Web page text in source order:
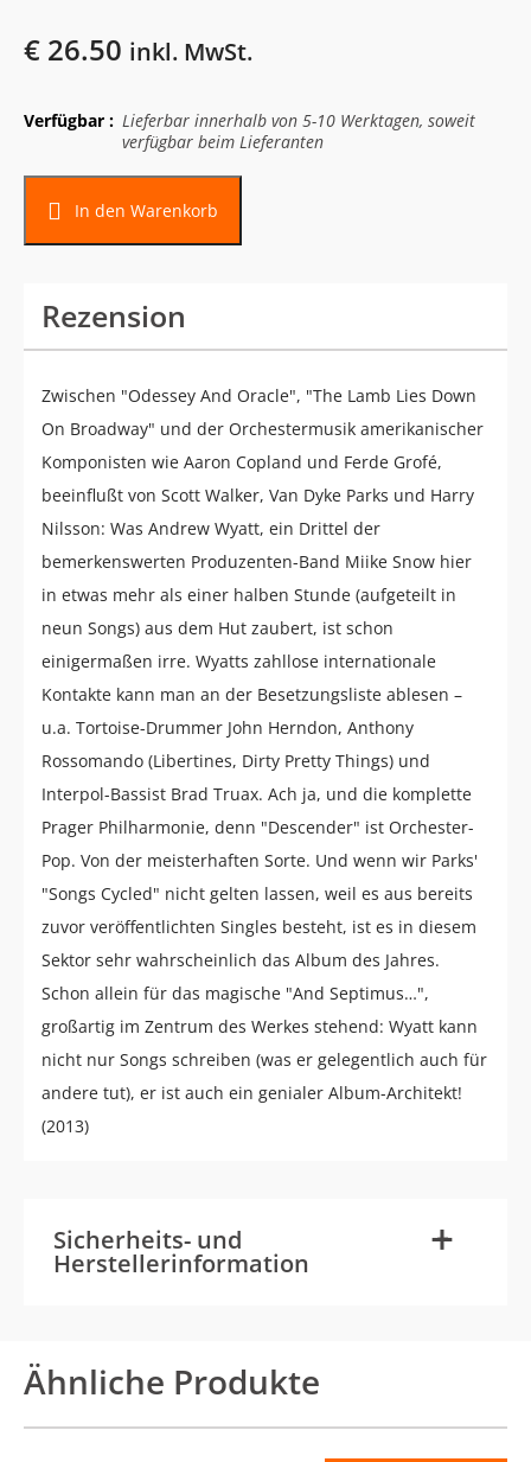
€ 26.50 inkl. MwSt.
Verfügbar : Lieferbar innerhalb von 5-10 Werktagen, soweit
verfügbar beim Lieferanten
In den Warenkorb
Rezension
Zwischen "Odessey And Oracle", "The Lamb Lies Down
On Broadway" und der Orchestermusik amerikanischer
Komponisten wie Aaron Copland und Ferde Grofé,
beeinflußt von Scott Walker, Van Dyke Parks und Harry
Nilsson: Was Andrew Wyatt, ein Drittel der
bemerkenswerten Produzenten-Band Miike Snow hier
in etwas mehr als einer halben Stunde (aufgeteilt in
neun Songs) aus dem Hut zaubert, ist schon
einigermaßen irre. Wyatts zahllose internationale
Kontakte kann man an der Besetzungsliste ablesen –
u.a. Tortoise-Drummer John Herndon, Anthony
Rossomando (Libertines, Dirty Pretty Things) und
Interpol-Bassist Brad Truax. Ach ja, und die komplette
Prager Philharmonie, denn "Descender" ist Orchester-
Pop. Von der meisterhaften Sorte. Und wenn wir Parks'
"Songs Cycled" nicht gelten lassen, weil es aus bereits
zuvor veröffentlichten Singles besteht, ist es in diesem
Sektor sehr wahrscheinlich das Album des Jahres.
Schon allein für das magische "And Septimus…",
großartig im Zentrum des Werkes stehend: Wyatt kann
nicht nur Songs schreiben (was er gelegentlich auch für
andere tut), er ist auch ein genialer Album-Architekt!
(2013)
Sicherheits- und
Herstellerinformation +
-
Ähnliche Produkte